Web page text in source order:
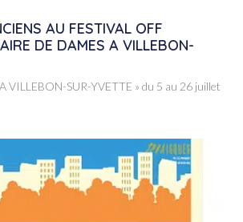
AU FESTIVAL OFF
DE DAMES A VILLEBON-
VILLEBON-SUR-YVETTE » du 5 au 26 juillet